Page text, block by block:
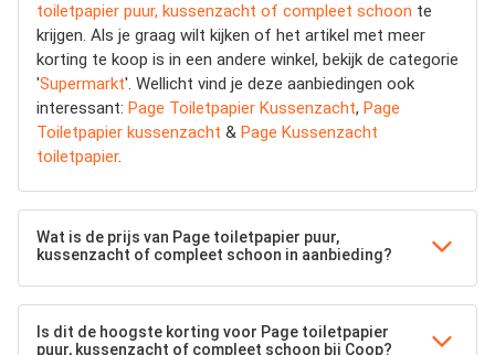
toiletpapier puur, kussenzacht of compleet schoon te
krijgen. Als je graag wilt kijken of het artikel met meer
korting te koop is in een andere winkel, bekijk de categorie
'Supermarkt'. Wellicht vind je deze aanbiedingen ook
interessant: Page Toiletpapier Kussenzacht, Page
Toiletpapier kussenzacht & Page Kussenzacht
toiletpapier.
Wat is de prijs van Page toiletpapier puur,
kussenzacht of compleet schoon in aanbieding?
Is dit de hoogste korting voor Page toiletpapier
puur, kussenzacht of compleet schoon bij Coop?